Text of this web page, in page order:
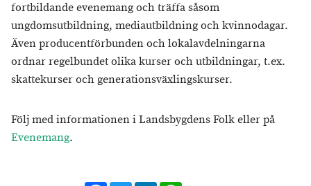
fortbildande evenemang och träffa såsom
ungdomsutbildning, mediautbildning och kvinnodagar.
Även producentförbunden och lokalavdelningarna
ordnar regelbundet olika kurser och utbildningar, t.ex.
skattekurser och generationsväxlingskurser.
Följ med informationen i Landsbygdens Folk eller på
Evenemang.